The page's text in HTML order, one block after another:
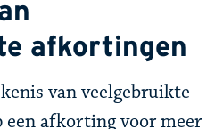
afkortingen
van veelgebruikte
afkorting voor meer